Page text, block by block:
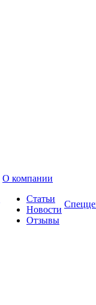
О компании
Статьи
Новости
Отзывы